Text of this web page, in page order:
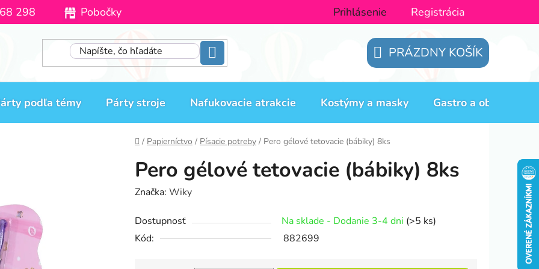
298 Pobočky Prihlásenie Registrácia
NÁKUPNÝ
KOŠÍK
PRÁZDNY KOŠÍK
podľa témy Párty stroje Nafukovacie atrakcie Kostýmy a masky Gastro a obaly
Domov
/ Papierníctvo / Písacie potreby / Pero gélové tetovacie (bábiky) 8ks
Pero gélové tetovacie (bábiky) 8ks
Značka: Wiky
Dostupnosť Na sklade - Dodanie 3-4 dni (>5 ks)
Kód:
882699